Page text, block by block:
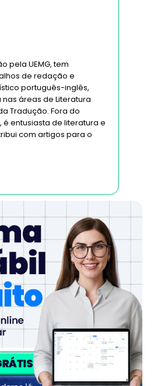
pela UEMG, tem
de redação e
português-inglês,
áreas de Literatura
Tradução. Fora do
entusiasta de literatura e
com artigos para o